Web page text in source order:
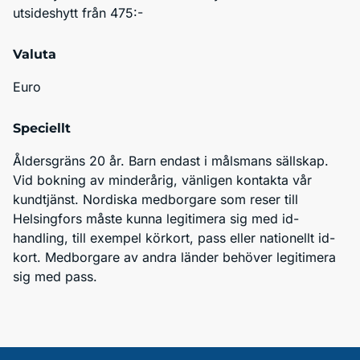
utsideshytt från 475:-
Valuta
Euro
Speciellt
Åldersgräns 20 år. Barn endast i målsmans sällskap.
Vid bokning av minderårig, vänligen kontakta vår
kundtjänst. Nordiska medborgare som reser till
Helsingfors måste kunna legitimera sig med id-
handling, till exempel körkort, pass eller nationellt id-
kort. Medborgare av andra länder behöver legitimera
sig med pass.